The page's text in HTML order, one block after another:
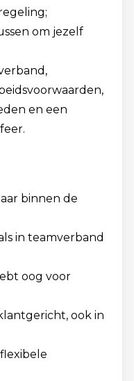
om jezelf
en een
binnen de
in teamverband
oog voor
ook in